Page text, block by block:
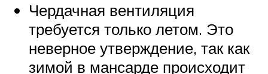
Чердачная вентиляция
требуется только летом. Это
неверное утверждение, так как
зимой в мансарде происходит